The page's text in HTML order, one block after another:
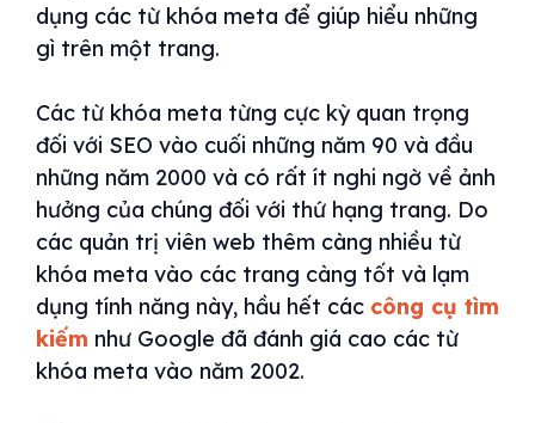
dụng các từ khóa meta để giúp hiểu những
gì trên một trang.
Các từ khóa meta từng cực kỳ quan trọng
đối với SEO vào cuối những năm 90 và đầu
những năm 2000 và có rất ít nghi ngờ về ảnh
hưởng của chúng đối với thứ hạng trang. Do
các quản trị viên web thêm càng nhiều từ
khóa meta vào các trang càng tốt và lạm
dụng tính năng này, hầu hết các công cụ tìm
kiếm như Google đã đánh giá cao các từ
khóa meta vào năm 2002.